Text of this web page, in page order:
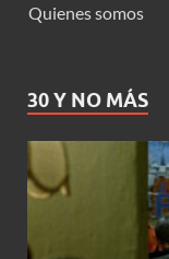
Quienes somos
30 Y NO MÁS